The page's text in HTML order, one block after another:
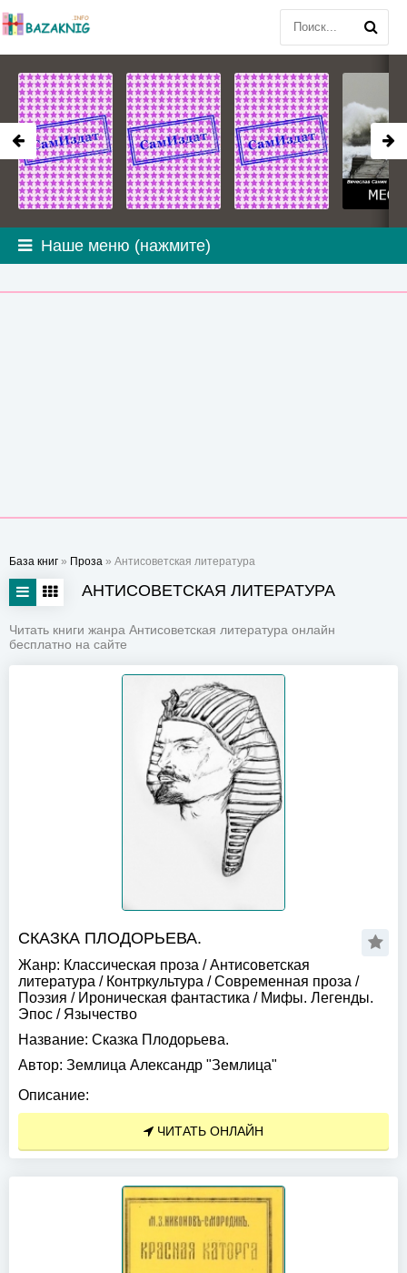
Наше меню (нажмите)
База книг » Проза » Антисоветская литература
АНТИСОВЕТСКАЯ ЛИТЕРАТУРА
Читать книги жанра Антисоветская литература онлайн
бесплатно на сайте
СКАЗКА ПЛОДОРЬЕВА.
Жанр: Классическая проза /Антисоветская
литература / Контркультура /Современная проза /
Поэзия / Ироническая фантастика / Мифы. Легенды.
Эпос / Язычество
Название: Сказка Плодорьева.
Автор: Землица Александр "Землица"
Описание:
ЧИТАТЬ ОНЛАЙН